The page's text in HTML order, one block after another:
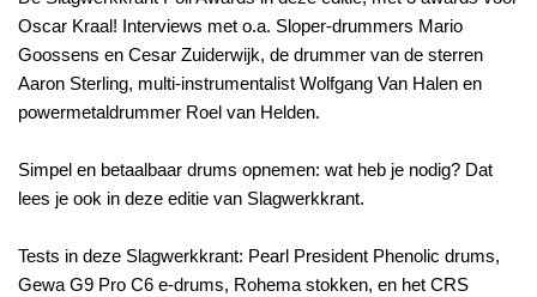
Oscar Kraal! Interviews met o.a. Sloper-drummers Mario
Goossens en Cesar Zuiderwijk, de drummer van de sterren
Aaron Sterling, multi-instrumentalist Wolfgang Van Halen en
powermetaldrummer Roel van Helden.
Simpel en betaalbaar drums opnemen: wat heb je nodig? Dat
lees je ook in deze editie van Slagwerkkrant.
Tests in deze Slagwerkkrant: Pearl President Phenolic drums,
Gewa G9 Pro C6 e-drums, Rohema stokken, en het CRS